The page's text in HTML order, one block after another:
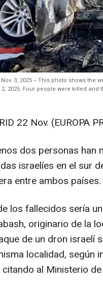
Nov. 3, 2025 -- This photo shows
2, 2025. Four people were killed
22 Nov. (EUROPA
dos personas han
israelíes en el sur
entre ambos países.
los fallecidos sería
originario de la
de un dron israelí
localidad, según
citando al Ministerio